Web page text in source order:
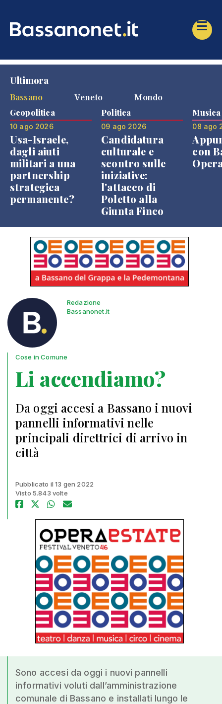
Ultimora
Bassano
Veneto Mondo
Geopolitica
10 ago 2026
Usa-Israele,
dagli aiuti
militari a una
partnership
strategica
permanente?
Politica
09 ago 2026
Candidatura
culturale e
scontro sulle
iniziative:
l'attacco di
Poletto alla
Giunta Finco
Musica
08 ago
con
Redazione
Bassanonet.it
Cose in Comune
Li accendiamo?
Da oggi accesi a Bassano i nuovi
pannelli informativi nelle
principali direttrici di arrivo in
città
Pubblicato il 13 gen 2022
Visto 5.843 volte
Sono accesi da oggi i nuovi pannelli
informativi voluti dall’amministrazione
comunale di Bassano e installati lungo le